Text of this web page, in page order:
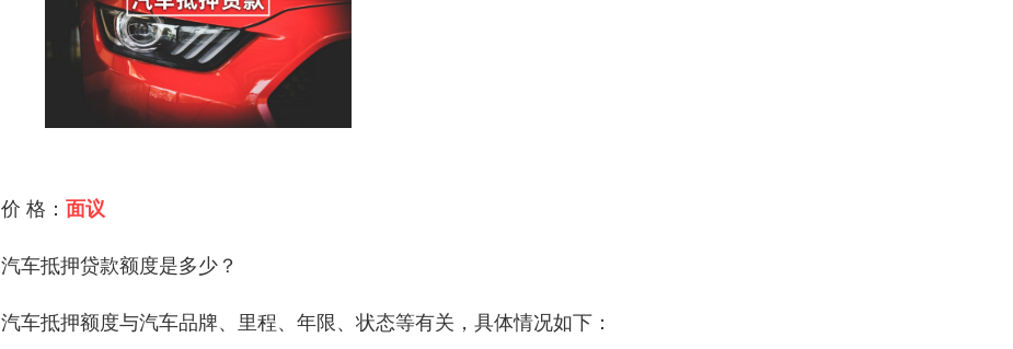
价 格： 面议
汽车抵押贷款额度是多少？
汽车抵押额度与汽车品牌、里程、年限、状态等有关，具体情况如下：